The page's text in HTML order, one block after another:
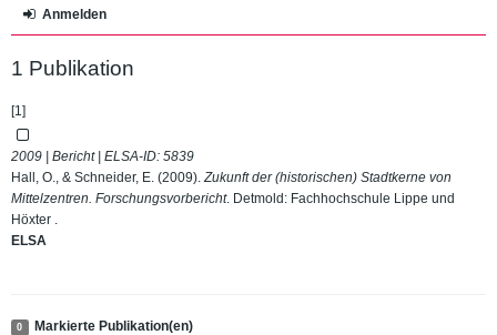
Anmelden
1 Publikation
[1]
2009 | Bericht | ELSA-ID: 5839
Hall, O., & Schneider, E. (2009).Zukunft der (historischen) Stadtkerne von
Mittelzentren. Forschungsvorbericht. Detmold: Fachhochschule Lippe und
Höxter .
ELSA
0 Markierte Publikation(en)